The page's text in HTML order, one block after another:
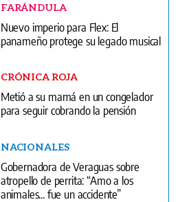
FARÁNDULA
Nuevo imperio para Flex: El
panameño protege su legado musical
CRÓNICA ROJA
Metió a su mamá en un congelador
para seguir cobrando la pensión
NACIONALES
Gobernadora de Veraguas sobre
atropello de perrita: “Amo a los
animales... fue un accidente”